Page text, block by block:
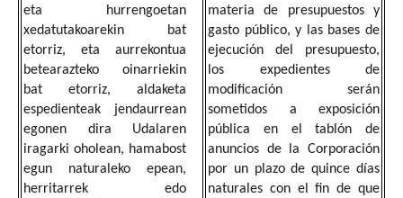
eta hurrengoetan
xedatutakoarekin bat
etorriz, eta aurrekontua
betearazteko oinarriekin
bat etorriz, aldaketa
espedienteak jendaurrean
egonen dira Udalaren
iragarki oholean, hamabost
egun naturaleko epean,
herritarrek edo
materia de presupuestos y
gasto público, y las bases de
ejecución del presupuesto,
los expedientes de
modificación serán
sometidos a exposición
pública en el tablón de
anuncios de la Corporación
por un plazo de quince días
naturales con el fin de que